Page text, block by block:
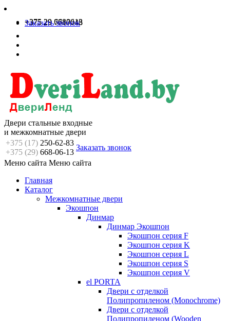
+375 29 6680613
+375 29 7717048
Заказать звонок
Двери стальные входные
и межкомнатные двери
+375 (17) 250-62-83
+375 (29) 668-06-13
Заказать звонок
Меню сайта Меню сайта
Главная
Каталог
Межкомнатные двери
Экошпон
Динмар
Динмар Экошпон
Экошпон серия F
Экошпон серия K
Экошпон серия L
Экошпон серия S
Экошпон серия V
el PORTA
Двери с отделкой
Полипропиленом (Monochrome)
Двери с отделкой
Полипропиленом (Wooden